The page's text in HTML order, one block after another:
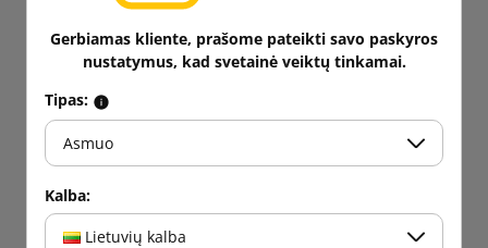
Gaukite 5% nuolaidą
pirkimui!
Gerbiamas kliente, prašome pateikti savo paskyros
nustatymus, kad svetainė veiktų tinkamai.
Tipas:
Asmuo
Kalba:
Lietuvių kalba